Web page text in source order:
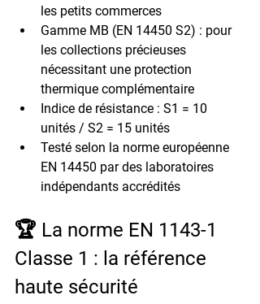
les petits commerces
Gamme MB (EN 14450 S2) : pour
les collections précieuses
nécessitant une protection
thermique complémentaire
Indice de résistance : S1 = 10
unités / S2 = 15 unités
Testé selon la norme européenne
EN 14450 par des laboratoires
indépendants accrédités
🏆 La norme EN 1143-1
Classe 1 : la référence
haute sécurité